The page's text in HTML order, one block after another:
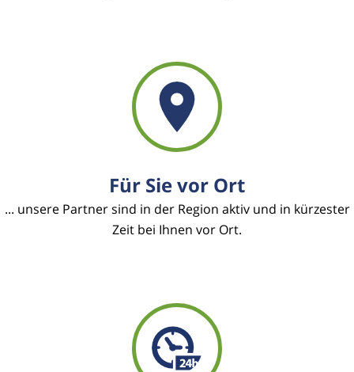
Für Sie vor Ort
... unsere Partner sind in der Region aktiv und in kürzester
Zeit bei Ihnen vor Ort.